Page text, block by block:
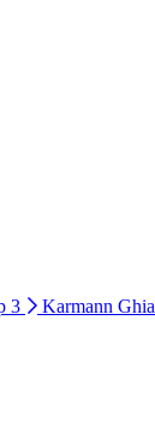
3 Karmann Ghia